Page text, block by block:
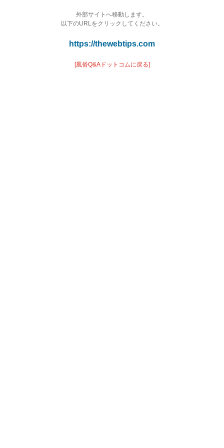
外部サイトへ移動します。
以下のURLをクリックしてください。
https://thewebtips.com
[風俗Q&Aドットコムに戻る]